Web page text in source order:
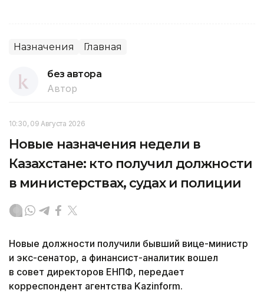
Назначения Главная
без автора
Автор
10:30, 09 Августа 2026
Новые назначения недели в
Казахстане: кто получил должности
в министерствах, судах и полиции
Новые должности получили бывший вице-министр
и экс-сенатор, а финансист-аналитик вошел
в совет директоров ЕНПФ, передает
корреспондент агентства Kazinform.